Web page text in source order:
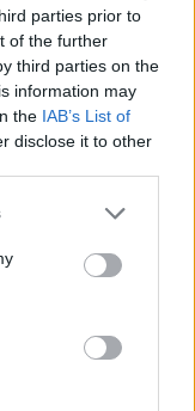
parties prior to
of the further
third parties on the
information may
the IAB’s List of
disclose it to other
or more Google
You may click to
party tags to
in below Google
de l’histoire de